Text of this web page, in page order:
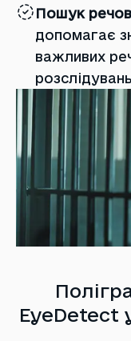
Пошук
допомагає
важливих
EyeDetect